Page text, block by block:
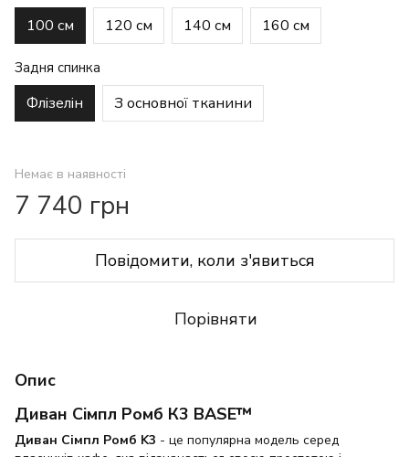
100 см 120 см 140 см 160 см
Задня спинка
Флізелін З основної тканини
Немає в наявності
7 740 грн
Повідомити, коли з'явиться
Порівняти
Опис
Диван Сімпл Ромб К3 BASE™
Диван Сімпл Ромб K3 - це популярна модель серед